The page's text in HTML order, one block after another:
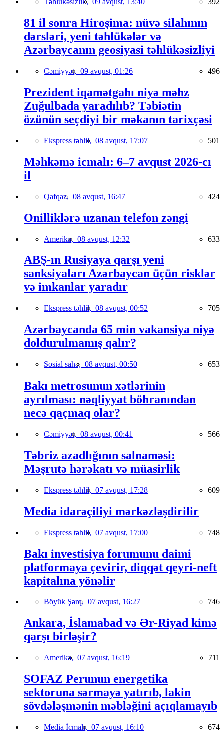
81 il sonra Hiroşima: nüvə silahının
dərsləri, yeni təhlükələr və
Azərbaycanın geosiyasi təhlükəsizliyi
Cəmiyyət, 09 avqust, 01:26 496
Prezident iqamətgahı niyə məhz
Zuğulbada yaradılıb? Təbiətin
özünün seçdiyi bir məkanın tarixçəsi
Ekspress təhlil, 08 avqust, 17:07 501
Məhkəmə icmalı: 6–7 avqust 2026-cı
il
Qafqaz, 08 avqust, 16:47 424
Onilliklərə uzanan telefon zəngi
Amerika, 08 avqust, 12:32 633
ABŞ-ın Rusiyaya qarşı yeni
sanksiyaları Azərbaycan üçün risklər
və imkanlar yaradır
Ekspress təhlil, 08 avqust, 00:52 705
Azərbaycanda 65 min vakansiya niyə
doldurulmamış qalır?
Sosial sahə, 08 avqust, 00:50 653
Bakı metrosunun xətlərinin
ayrılması: nəqliyyat böhranından
necə qaçmaq olar?
Cəmiyyət, 08 avqust, 00:41 566
Təbriz azadlığının salnaməsi:
Məşrutə hərəkatı və müasirlik
Ekspress təhlil, 07 avqust, 17:28 609
Media idarəçiliyi mərkəzləşdirilir
Ekspress təhlil, 07 avqust, 17:00 748
Bakı investisiya forumunu daimi
platformaya çevirir, diqqət qeyri-neft
kapitalına yönəlir
Böyük Şərq, 07 avqust, 16:27 746
Ankara, İslamabad və Ər-Riyad kimə
qarşı birləşir?
Amerika, 07 avqust, 16:19 711
SOFAZ Perunun energetika
sektoruna sərmayə yatırıb, lakin
sövdələşmənin məbləğini açıqlamayıb
Media İcmalı, 07 avqust, 16:10 674